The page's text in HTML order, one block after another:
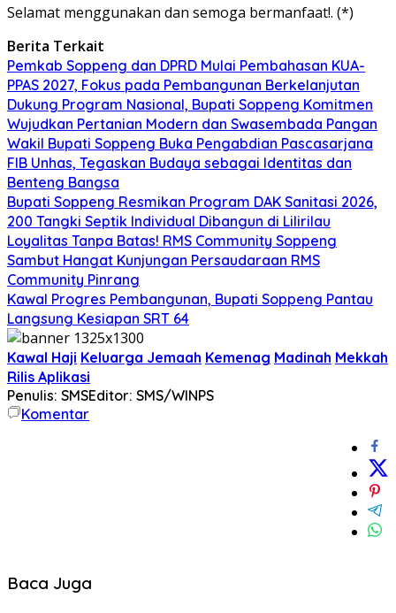
Selamat menggunakan dan semoga bermanfaat!. (*)
Berita Terkait
Pemkab Soppeng dan DPRD Mulai Pembahasan KUA-
PPAS 2027, Fokus pada Pembangunan Berkelanjutan
Dukung Program Nasional, Bupati Soppeng Komitmen
Wujudkan Pertanian Modern dan Swasembada Pangan
Wakil Bupati Soppeng Buka Pengabdian Pascasarjana
FIB Unhas, Tegaskan Budaya sebagai Identitas dan
Benteng Bangsa
Bupati Soppeng Resmikan Program DAK Sanitasi 2026,
200 Tangki Septik Individual Dibangun di Lilirilau
Loyalitas Tanpa Batas! RMS Community Soppeng
Sambut Hangat Kunjungan Persaudaraan RMS
Community Pinrang
Kawal Progres Pembangunan, Bupati Soppeng Pantau
Langsung Kesiapan SRT 64
Kawal Haji Keluarga Jemaah Kemenag Madinah Mekkah
Rilis Aplikasi
Penulis: SMSEditor: SMS/WINPS
Komentar
Baca Juga